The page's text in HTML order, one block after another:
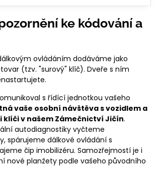
ke kódování a
ovládáním dodáváme jako
(tzv. "surový" klíč). Dveře s ním
s řídící jednotkou vašeho
vaše osobní návštěva s vozidlem a
v našem Zámečnictví Jičín.
autodiagnostiky vyčteme
spárujeme dálkové ovládání s
čip imobilizéru. Samozřejmostí je i
nové planžety podle vašeho původního